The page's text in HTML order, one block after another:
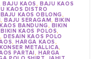
BAJU KAOS,BAJU KAOS
KAOS DISTRO
BAJU KAOS OBLONG,
,BAJU SERAGAM,BIKIN
BANDUNG, BIKIN
BIKIN KAOS POLOS,
, DESAIN KAOS POLO
,HARGA KAOS,
METALLICA,
PARTAI, HARGA